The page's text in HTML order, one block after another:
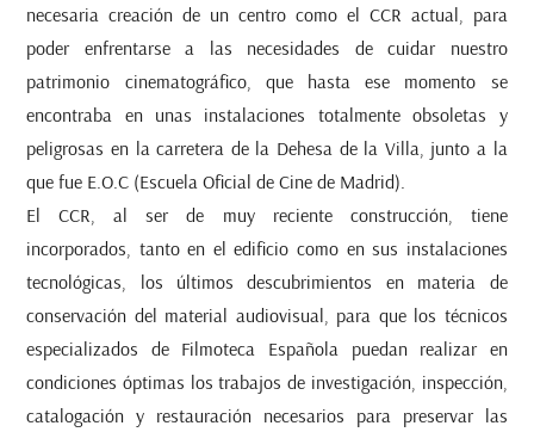
necesaria creación de un centro como el CCR actual, para
poder enfrentarse a las necesidades de cuidar nuestro
patrimonio cinematográfico, que hasta ese momento se
encontraba en unas instalaciones totalmente obsoletas y
peligrosas en la carretera de la Dehesa de la Villa, junto a la
que fue E.O.C (Escuela Oficial de Cine de Madrid).
El CCR, al ser de muy reciente construcción, tiene
incorporados, tanto en el edificio como en sus instalaciones
tecnológicas, los últimos descubrimientos en materia de
conservación del material audiovisual, para que los técnicos
especializados de Filmoteca Española puedan realizar en
condiciones óptimas los trabajos de investigación, inspección,
catalogación y restauración necesarios para preservar las